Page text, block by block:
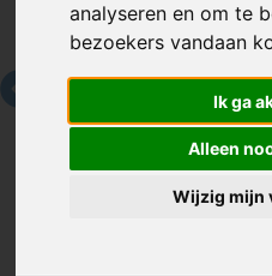
analyseren en om te
bezoekers vandaan
Ik ga
Alleen
Wijzig mijn